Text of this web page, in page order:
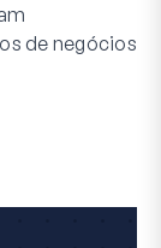
de negócios